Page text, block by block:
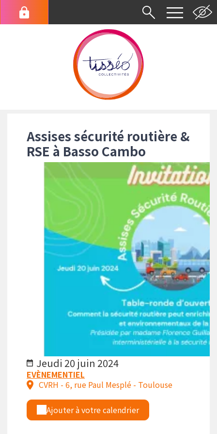
contenu
Menu
du
d'Ariane
Assises sécurité routière &
RSE à Basso Cambo
Jeudi 20 juin 2024
EVÈNEMENTIEL
CVRH - 6, rue Paul Mesplé - Toulouse
Ajouter à votre calendrier